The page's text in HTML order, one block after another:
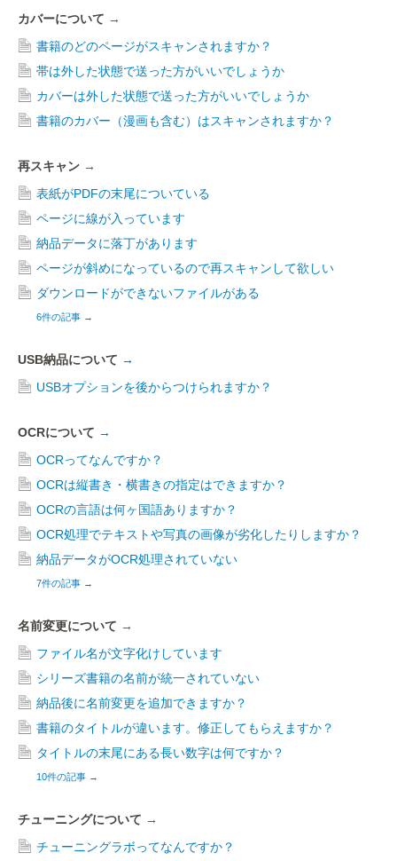
カバーについて →
書籍のどのページがスキャンされますか？
帯は外した状態で送った方がいいでしょうか
カバーは外した状態で送った方がいいでしょうか
書籍のカバー（漫画も含む）はスキャンされますか？
再スキャン →
表紙がPDFの末尾についている
ページに線が入っています
納品データに落丁があります
ページが斜めになっているので再スキャンして欲しい
ダウンロードができないファイルがある
6件の記事 →
USB納品について →
USBオプションを後からつけられますか？
OCRについて →
OCRってなんですか？
OCRは縦書き・横書きの指定はできますか？
OCRの言語は何ヶ国語ありますか？
OCR処理でテキストや写真の画像が劣化したりしますか？
納品データがOCR処理されていない
7件の記事 →
名前変更について →
ファイル名が文字化けしています
シリーズ書籍の名前が統一されていない
納品後に名前変更を追加できますか？
書籍のタイトルが違います。修正してもらえますか？
タイトルの末尾にある長い数字は何ですか？
10件の記事 →
チューニングについて →
チューニングラボってなんですか？